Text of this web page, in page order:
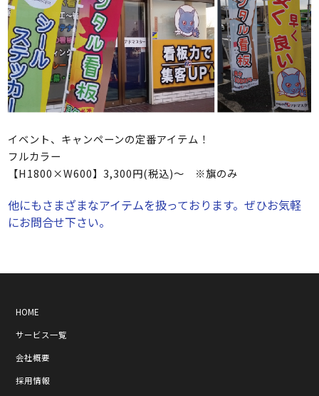
イベント、キャンペーンの定番アイテム！
フルカラー
【H1800×W600】3,300円(税込)～ ※旗のみ
他にもさまざまなアイテムを扱っております。ぜひお気軽
にお問合せ下さい。
HOME
サービス一覧
会社概要
採用情報